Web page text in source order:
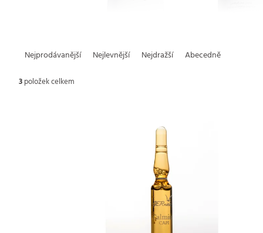
Ř
a
Nejprodávanější Nejlevnější Nejdražší Abecedně
3položek celkem